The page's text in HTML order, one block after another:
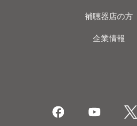
補聴器店の方
企業情報